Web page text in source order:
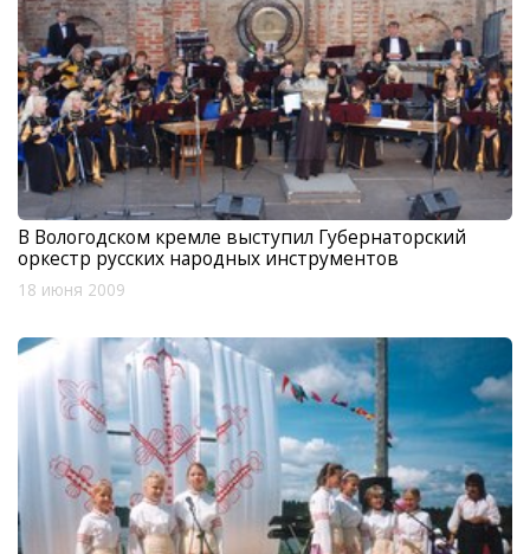
В Вологодском кремле выступил Губернаторский
оркестр русских народных инструментов
18 июня 2009